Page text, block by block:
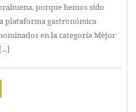
porque hemos sido
plataforma gastronómica
en la categoría Mejor